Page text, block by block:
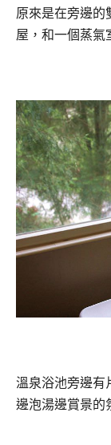
原來是在旁邊的
屋，和一個蒸氣
溫泉浴池旁邊有
邊泡湯邊賞景的